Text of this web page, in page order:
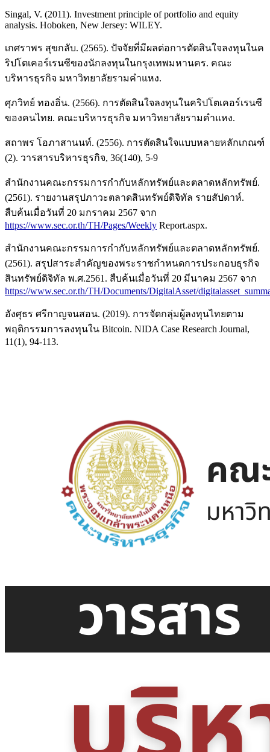
Singal, V. (2011). Investment principle of portfolio and equity
analysis. Hoboken, New Jersey: WILEY.
เกศราพร สุขกลับ. (2565). ปัจจัยที่มีผลต่อการตัดสินใจลงทุนในค
ริปโตเคอร์เรนซีของนักลงทุนในกรุงเทพมหานคร. คณะ
บริหารธุรกิจ มหาวิทยาลัยรามคําแหง.
ศุภวิทย์ ทองอิ่น. (2566). การตัดสินใจลงทุนในคริปโตเคอร์เรนซี
ของคนไทย. คณะบริหารธุรกิจ มหาวิทยาลัยรามคําแหง.
สถาพร โอภาสานนท์. (2556). การตัดสินใจแบบหลายหลักเกณฑ์
(2). วารสารบริหารธุรกิจ, 36(140), 5-9
สำนักงานคณะกรรมการกำกับหลักทรัพย์และตลาดหลักทรัพย์.
(2561). รายงานสรุปภาวะตลาดสินทรัพย์ดิจิทัล รายสัปดาห์.
สืบค้นเมื่อวันที่ 20 มกราคม 2567 จาก
https://www.sec.or.th/TH/Pages/Weekly Report.aspx.
สำนักงานคณะกรรมการกำกับหลักทรัพย์และตลาดหลักทรัพย์.
(2561). สรุปสาระสำคัญของพระราชกำหนดการประกอบธุรกิจ
สินทรัพย์ดิจิทัล พ.ศ.2561. สืบค้นเมื่อวันที่ 20 มีนาคม 2567 จาก
https://www.sec.or.th/TH/Documents/DigitalAsset/
อังศุธร ศรีกาญจนสอน. (2019). การจัดกลุ่มผู้ลงทุนไทยตาม
พฤติกรรมการลงทุนใน Bitcoin. NIDA Case Research Journal,
11(1), 94-113.